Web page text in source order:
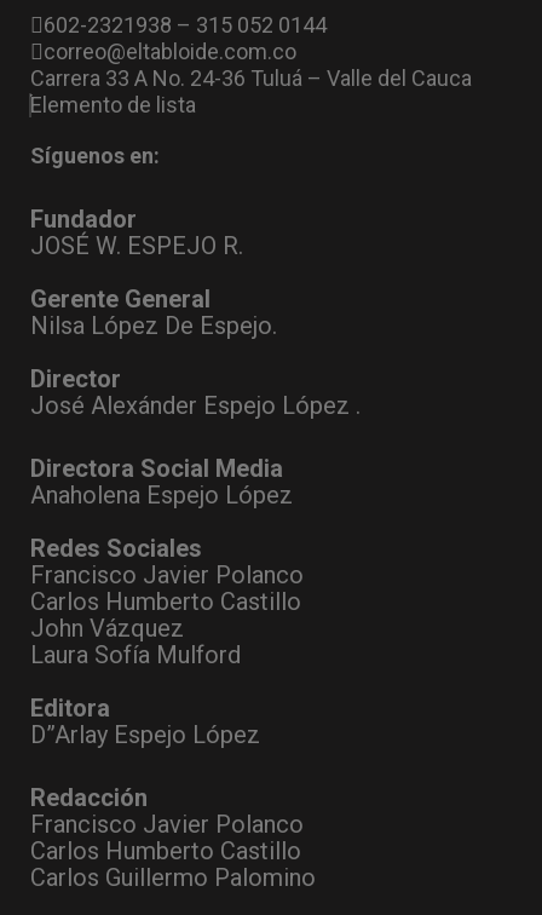
602-2321938 – 315 052 0144
correo@eltabloide.com.co
Carrera 33 A No. 24-36 Tuluá – Valle del Cauca
Elemento de lista
Síguenos en:
Fundador
JOSÉ W. ESPEJO R.
Gerente General
Nilsa López De Espejo.
Director
José Alexánder Espejo López .
Directora Social Media
Anaholena Espejo López
Redes Sociales
Francisco Javier Polanco
Carlos Humberto Castillo
John Vázquez
Laura Sofía Mulford
Editora
D”Arlay Espejo López
Redacción
Francisco Javier Polanco
Carlos Humberto Castillo
Carlos Guillermo Palomino